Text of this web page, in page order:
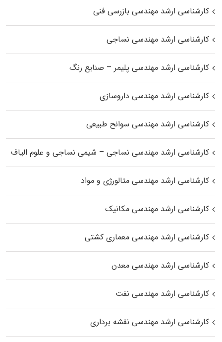
کارشناسی ارشد مهندسی بازرسی فنی
کارشناسی ارشد مهندسی نساجی
کارشناسی ارشد مهندسی پلیمر – صنایع رنگ
کارشناسی ارشد مهندسی داروسازی
کارشناسی ارشد مهندسی سوانح طبیعی
کارشناسی ارشد مهندسی نساجی – شیمی نساجی و علوم الیاف
کارشناسی ارشد مهندسی متالورژی و مواد
کارشناسی ارشد مهندسی مکانیک
کارشناسی ارشد مهندسی معماری کشتی
کارشناسی ارشد مهندسی معدن
کارشناسی ارشد مهندسی نفت
کارشناسی ارشد مهندسی نقشه برداری